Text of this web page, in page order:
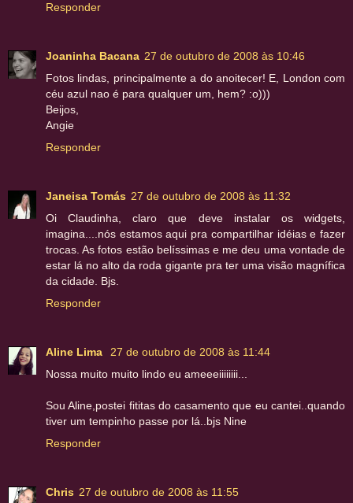
Responder
Joaninha Bacana 27 de outubro de 2008 às 10:46
Fotos lindas, principalmente a do anoitecer! E, London com
céu azul nao é para qualquer um, hem? :o)))
Beijos,
Angie
Responder
Janeisa Tomás 27 de outubro de 2008 às 11:32
Oi Claudinha, claro que deve instalar os widgets,
imagina....nós estamos aqui pra compartilhar idéias e fazer
trocas. As fotos estão belíssimas e me deu uma vontade de
estar lá no alto da roda gigante pra ter uma visão magnífica
da cidade. Bjs.
Responder
Aline Lima
27 de outubro de 2008 às 11:44
Nossa muito muito lindo eu ameeeiiiiiiii...
Sou Aline,postei fititas do casamento que eu cantei..quando
tiver um tempinho passe por lá..bjs Nine
Responder
Chris 27 de outubro de 2008 às 11:55